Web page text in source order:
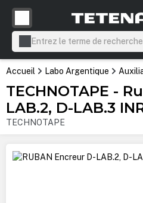
principal
Accueil Labo Argentique
TECHNOTAPE -
LAB.2, D-LAB.3
TECHNOTAPE
Ignorer la galerie d'images